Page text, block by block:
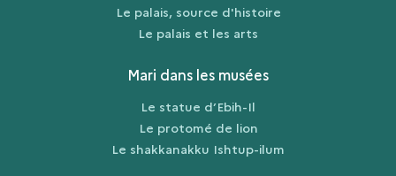
Le palais, source d'histoire
Le palais et les arts
Mari dans les musées
Le statue d’Ebih-Il
Le protomé de lion
Le shakkanakku Ishtup-ilum